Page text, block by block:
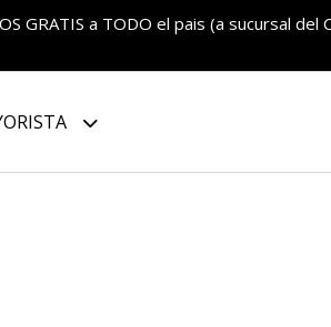
GRATIS a TODO el pais (a sucursal